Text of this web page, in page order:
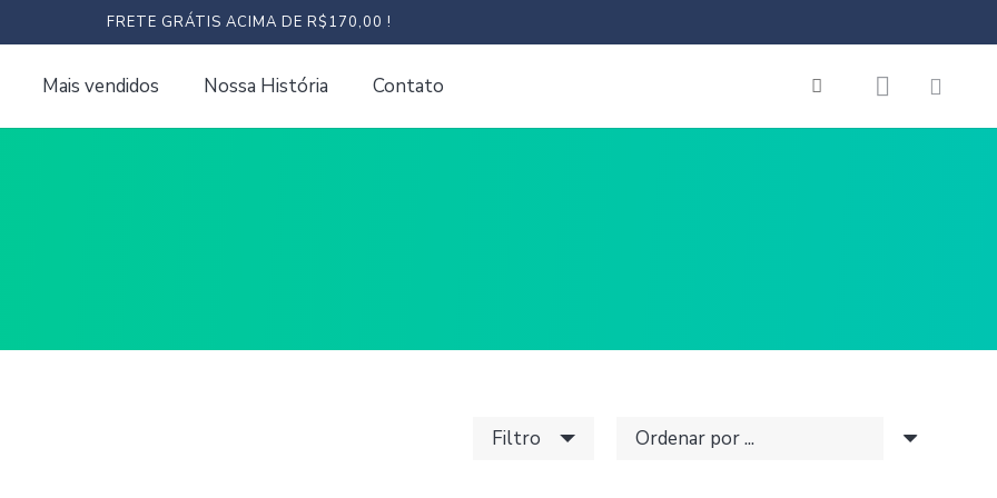
FRETE GRÁTIS ACIMA DE R$170,00 !
Mais vendidos Nossa História Contato
Filtro